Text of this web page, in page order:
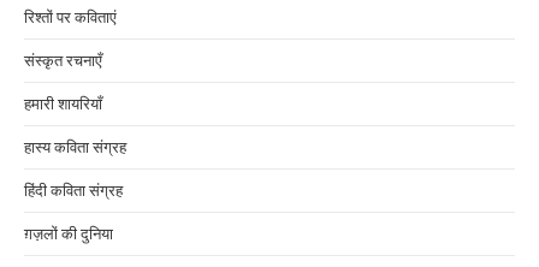
रिश्तों पर कविताएं
संस्कृत रचनाएँ
हमारी शायरियाँ
हास्य कविता संग्रह
हिंदी कविता संग्रह
ग़ज़लों की दुनिया